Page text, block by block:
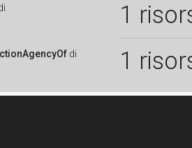
1
di 1